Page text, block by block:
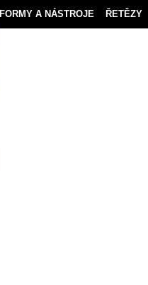
FORMY A NÁSTROJE ŘETĚZY